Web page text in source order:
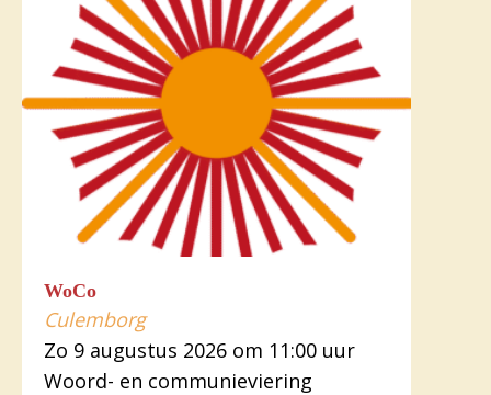
WoCo
Culemborg
Zo 9 augustus 2026 om 11:00 uur
Woord- en communieviering